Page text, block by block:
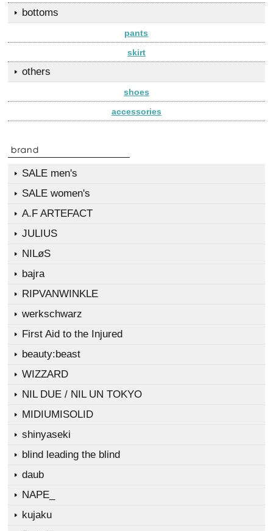
bottoms
pants
skirt
others
shoes
accessories
SALE men's
SALE women's
A.F ARTEFACT
JULIUS
NILøS
bajra
RIPVANWINKLE
werkschwarz
First Aid to the Injured
beauty:beast
WIZZARD
NIL DUE / NIL UN TOKYO
MIDIUMISOLID
shinyaseki
blind leading the blind
daub
NAPE_
kujaku